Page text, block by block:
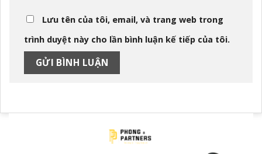
Lưu tên của tôi, email, và trang web trong
trình duyệt này cho lần bình luận kế tiếp của tôi.